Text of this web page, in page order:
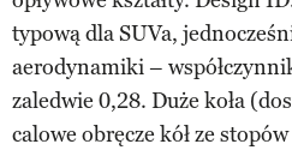
typową dla SUVa,
aerodynamiki –
zaledwie 0,28. Duże koła
calowe obręcze kół ze